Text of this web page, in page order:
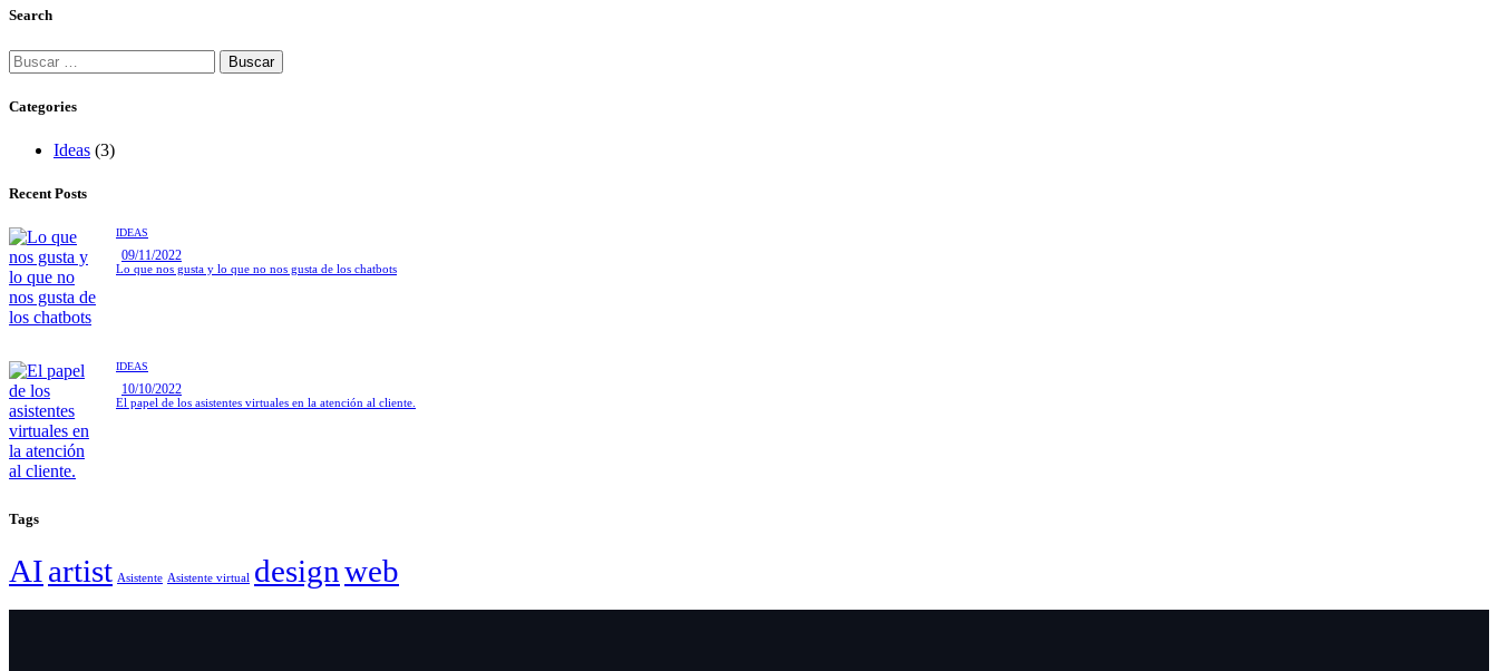
Search
Categories
Ideas (3)
Recent Posts
IDEAS
09/11/2022
Lo que nos gusta y lo que no nos gusta de los chatbots
IDEAS
10/10/2022
El papel de los asistentes virtuales en la atención al cliente.
Tags
AIartist Asistente Asistente virtual designweb